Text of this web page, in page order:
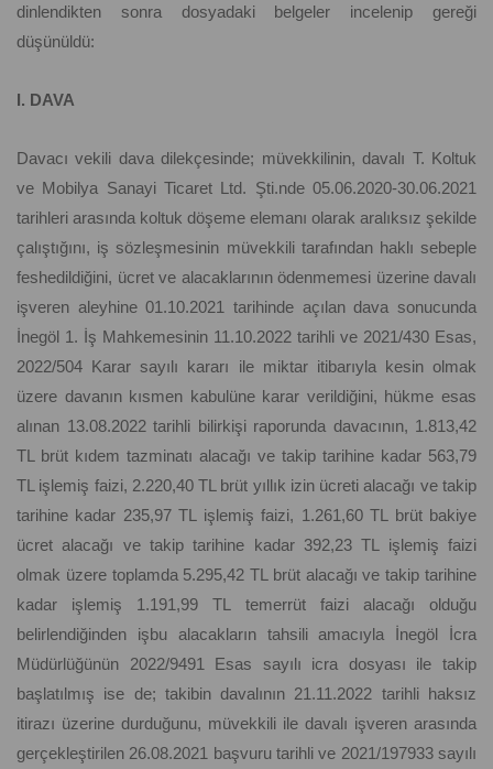
dinlendikten sonra dosyadaki belgeler incelenip gereği
düşünüldü:
I. DAVA
Davacı vekili dava dilekçesinde; müvekkilinin, davalı T. Koltuk
ve Mobilya Sanayi Ticaret Ltd. Şti.nde 05.06.2020-30.06.2021
tarihleri arasında koltuk döşeme elemanı olarak aralıksız şekilde
çalıştığını, iş sözleşmesinin müvekkili tarafından haklı sebeple
feshedildiğini, ücret ve alacaklarının ödenmemesi üzerine davalı
işveren aleyhine 01.10.2021 tarihinde açılan dava sonucunda
İnegöl 1. İş Mahkemesinin 11.10.2022 tarihli ve 2021/430 Esas,
2022/504 Karar sayılı kararı ile miktar itibarıyla kesin olmak
üzere davanın kısmen kabulüne karar verildiğini, hükme esas
alınan 13.08.2022 tarihli bilirkişi raporunda davacının, 1.813,42
TL brüt kıdem tazminatı alacağı ve takip tarihine kadar 563,79
TL işlemiş faizi, 2.220,40 TL brüt yıllık izin ücreti alacağı ve takip
tarihine kadar 235,97 TL işlemiş faizi, 1.261,60 TL brüt bakiye
ücret alacağı ve takip tarihine kadar 392,23 TL işlemiş faizi
olmak üzere toplamda 5.295,42 TL brüt alacağı ve takip tarihine
kadar işlemiş 1.191,99 TL temerrüt faizi alacağı olduğu
belirlendiğinden işbu alacakların tahsili amacıyla İnegöl İcra
Müdürlüğünün 2022/9491 Esas sayılı icra dosyası ile takip
başlatılmış ise de; takibin davalının 21.11.2022 tarihli haksız
itirazı üzerine durduğunu, müvekkili ile davalı işveren arasında
gerçekleştirilen 26.08.2021 başvuru tarihli ve 2021/197933 sayılı